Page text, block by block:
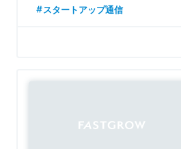
スタートアップ通信